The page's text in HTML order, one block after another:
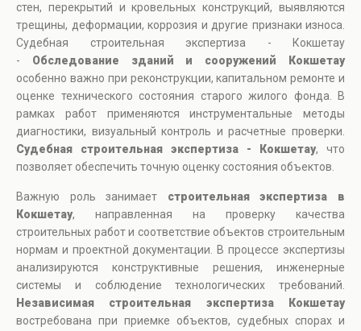
стен, перекрытий и кровельных конструкций, выявляются
трещины, деформации, коррозия и другие признаки износа.
Судебная строительная экспертиза - Кокшетау
- Обследование зданий и сооружений Кокшетау
особенно важно при реконструкции, капитальном ремонте и
оценке технического состояния старого жилого фонда. В
рамках работ применяются инструментальные методы
диагностики, визуальный контроль и расчетные проверки.
Судебная строительная экспертиза - Кокшетау, что
позволяет обеспечить точную оценку состояния объектов.
Важную роль занимает строительная экспертиза в
Кокшетау, направленная на проверку качества
строительных работ и соответствие объектов строительным
нормам и проектной документации. В процессе экспертизы
анализируются конструктивные решения, инженерные
системы и соблюдение технологических требований.
Независимая строительная экспертиза Кокшетау
востребована при приемке объектов, судебных спорах и